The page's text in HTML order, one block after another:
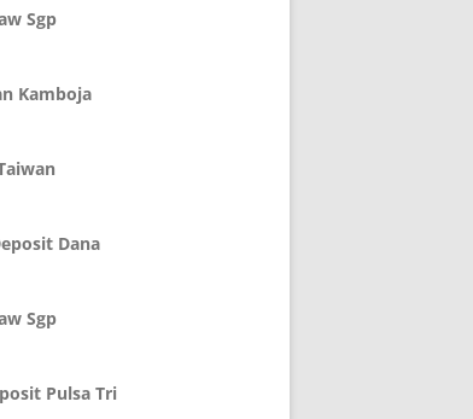
Sgp
Kamboja
Dana
Sgp
Pulsa Tri